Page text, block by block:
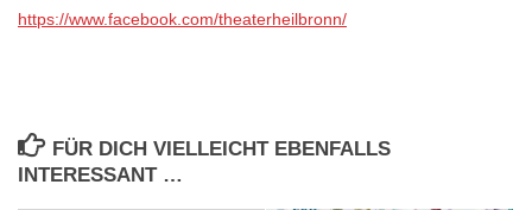
https://www.facebook.com/theaterheilbronn/
FÜR DICH VIELLEICHT EBENFALLS
INTERESSANT …